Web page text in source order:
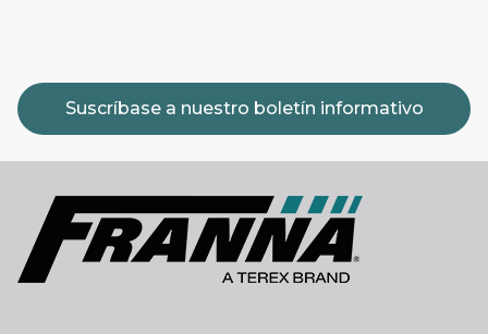
Suscríbase a nuestro boletín informativo